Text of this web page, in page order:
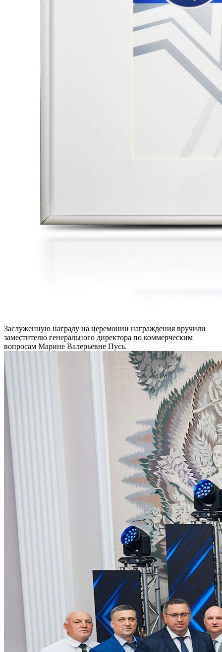
Заслуженную награду на церемонии награждения вручили
заместителю генерального директора по коммерческим
вопросам Марине Валерьевне Пусь.